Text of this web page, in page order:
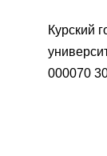
Курский
000070